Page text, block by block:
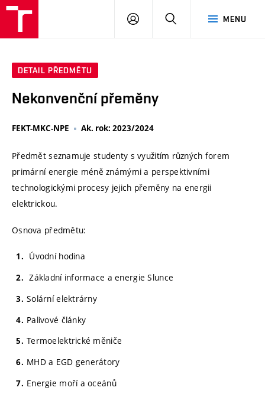
MENU
PŘIHLÁSIT
DETAIL PŘEDMĚTU
Nekonvenční přeměny
FEKT-MKC-NPE Ak. rok: 2023/2024
Předmět seznamuje studenty s využitím různých forem
primární energie méně známými a perspektivními
technologickými procesy jejich přeměny na energii
elektrickou.
Osnova předmětu:
Úvodní hodina
Základní informace a energie Slunce
Solární elektrárny
Palivové články
Termoelektrické měniče
MHD a EGD generátory
Energie moří a oceánů